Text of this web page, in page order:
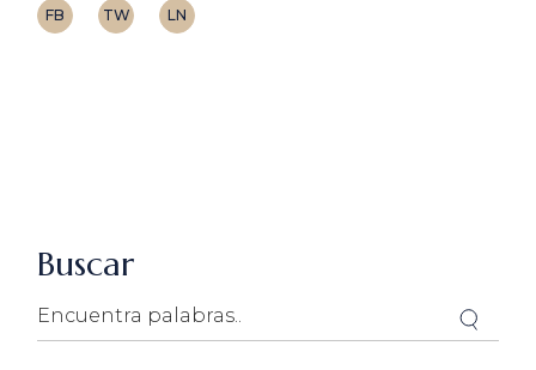
FB TW LN
Buscar
Search